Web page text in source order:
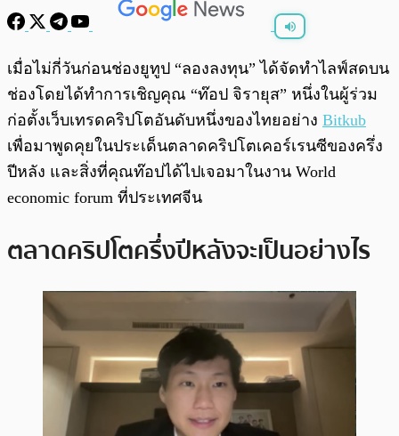
พร้อมเล่น 0:00/ 0:00
เมื่อไม่กี่วันก่อนช่องยูทูป “ลองลงทุน” ได้จัดทำไลฟ์สดบน
ช่องโดยได้ทำการเชิญคุณ “ท๊อป จิรายุส” หนึ่งในผู้ร่วม
ก่อตั้งเว็บเทรดคริปโตอันดับหนึ่งของไทยอย่าง Bitkub
เพื่อมาพูดคุยในประเด็นตลาดคริปโตเคอร์เรนซีของครึ่ง
ปีหลัง และสิ่งที่คุณท๊อปได้ไปเจอมาในงาน World
economic forum ที่ประเทศจีน
ตลาดคริปโตครึ่งปีหลังจะเป็นอย่างไร